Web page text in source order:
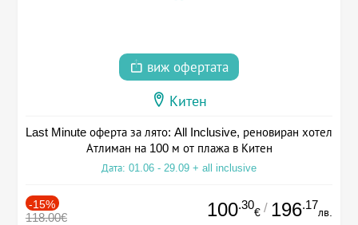
виж офертата
Китен
Last Minute оферта за лято: All Inclusive, реновиран хотел
Атлиман на 100 м от плажа в Китен
Дата: 01.06 - 29.09 + all inclusive
-15%
118.00€ 100.30
€ / 196.17
лв.